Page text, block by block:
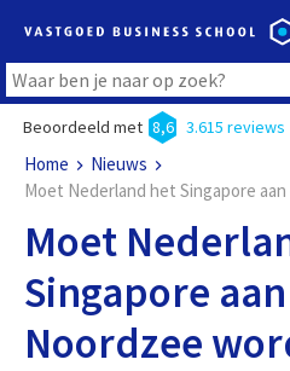
Beoordeeld met 8,6 3.615 reviews
Home
Nieuws
Moet Nederland het Singapore
Moet
Singapore
Noordzee